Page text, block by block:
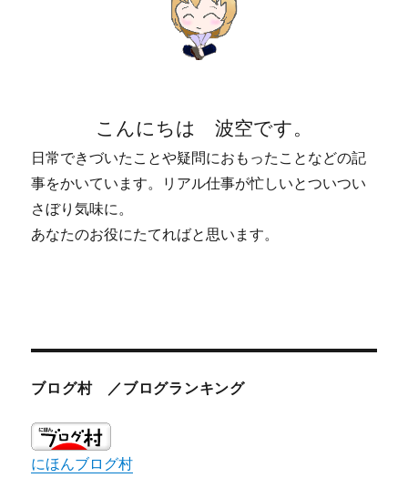
こんにちは 波空です。
日常できづいたことや疑問におもったことなどの記
事をかいています。リアル仕事が忙しいとついつい
さぼり気味に。
あなたのお役にたてればと思います。
ブログ村 ／ブログランキング
にほんブログ村